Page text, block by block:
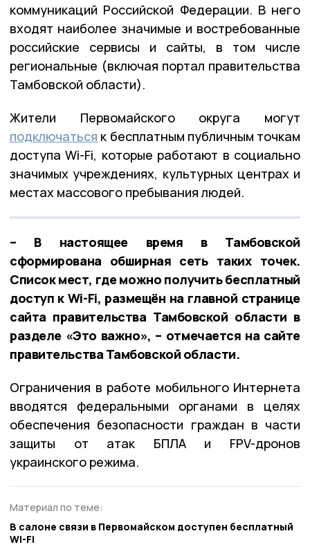
коммуникаций Российской Федерации. В него
входят наиболее значимые и востребованные
российские сервисы и сайты, в том числе
региональные (включая портал правительства
Тамбовской области).
Жители Первомайского округа могут
подключаться к бесплатным публичным точкам
доступа Wi-Fi, которые работают в социально
значимых учреждениях, культурных центрах и
местах массового пребывания людей.
– В настоящее время в Тамбовской
сформирована обширная сеть таких точек.
Список мест, где можно получить бесплатный
доступ к Wi-Fi, размещён на главной странице
сайта правительства Тамбовской области в
разделе «Это важно», – отмечается на сайте
правительства Тамбовской области.
Ограничения в работе мобильного Интернета
вводятся федеральными органами в целях
обеспечения безопасности граждан в части
защиты от атак БПЛА и FPV-дронов
украинского режима.
Материал по теме:
В салоне связи в Первомайском доступен бесплатный
Wi-Fi